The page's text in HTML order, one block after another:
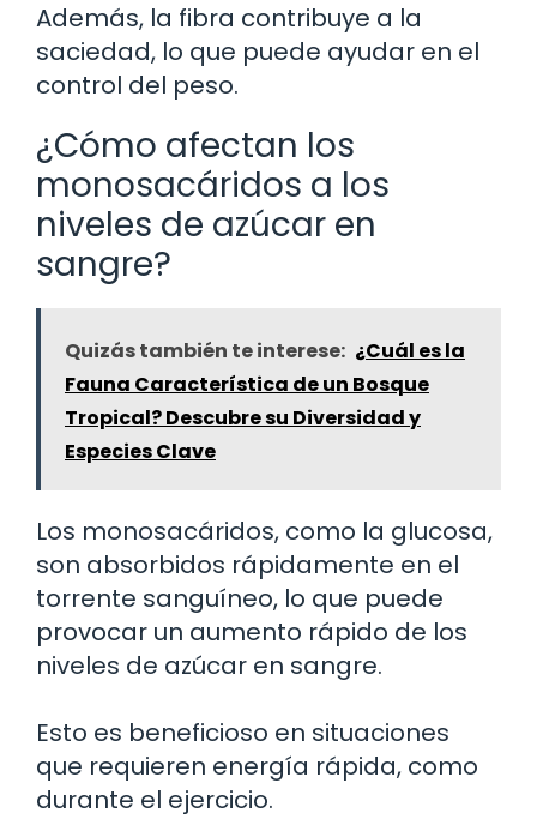
Además, la fibra contribuye a la
saciedad, lo que puede ayudar en el
control del peso.
¿Cómo afectan los
monosacáridos a los
niveles de azúcar en
sangre?
Quizás también te interese: ¿Cuál es la
Fauna Característica de un Bosque
Tropical? Descubre su Diversidad y
Especies Clave
Los monosacáridos, como la glucosa,
son absorbidos rápidamente en el
torrente sanguíneo, lo que puede
provocar un aumento rápido de los
niveles de azúcar en sangre.
Esto es beneficioso en situaciones
que requieren energía rápida, como
durante el ejercicio.